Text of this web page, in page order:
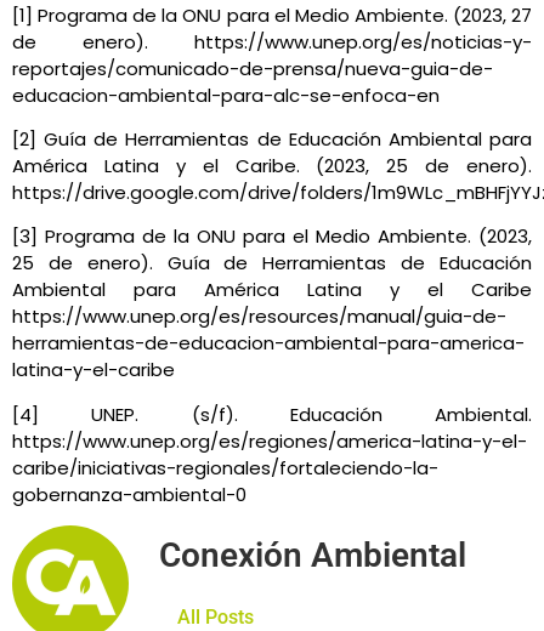
[1]Programa de la ONU para el Medio Ambiente. (2023, 27
de enero). https://www.unep.org/es/noticias-y-
reportajes/comunicado-de-prensa/nueva-guia-de-
educacion-ambiental-para-alc-se-enfoca-en
[2]Guía de Herramientas de Educación Ambiental para
América Latina y el Caribe. (2023, 25 de enero).
https://drive.google.com/drive/folders/
[3] Programa de la ONU para el Medio Ambiente. (2023,
25 de enero). Guía de Herramientas de Educación
Ambiental para América Latina y el Caribe
https://www.unep.org/es/resources/manual/guia-de-
herramientas-de-educacion-ambiental-para-america-
latina-y-el-caribe
[4]UNEP. (s/f). Educación Ambiental.
https://www.unep.org/es/regiones/america-latina-y-el-
caribe/iniciativas-regionales/fortaleciendo-la-
gobernanza-ambiental-0
Conexión Ambiental
All Posts